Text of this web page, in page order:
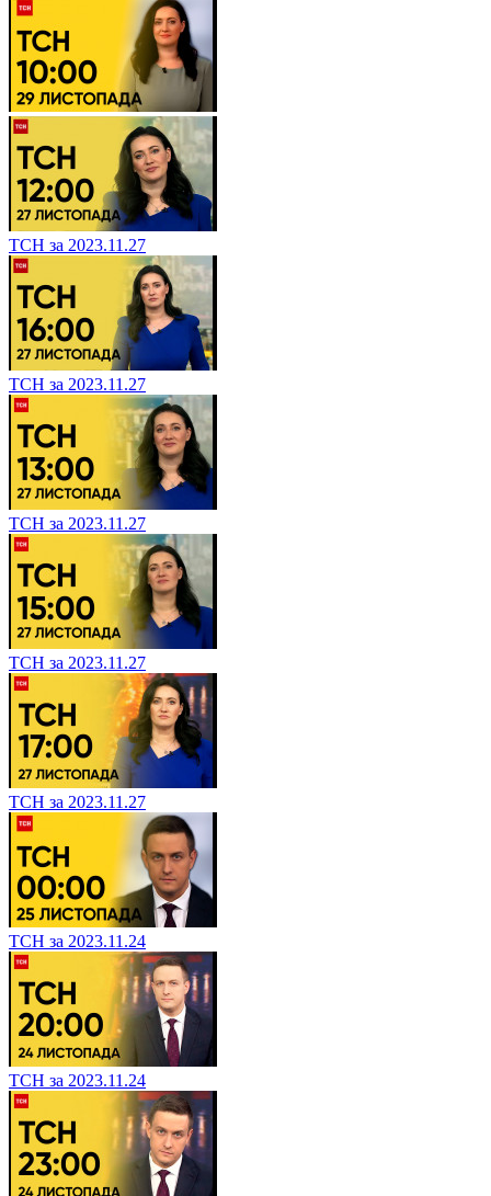
ТСН за 2023.11.27
ТСН за 2023.11.27
ТСН за 2023.11.27
ТСН за 2023.11.27
ТСН за 2023.11.27
ТСН за 2023.11.24
ТСН за 2023.11.24